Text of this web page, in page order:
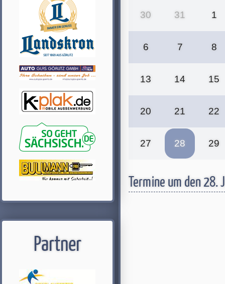
30 31 1
6 7 8
13 14 15
20 21 22
27 28 29
Termine um den 28.
Partner